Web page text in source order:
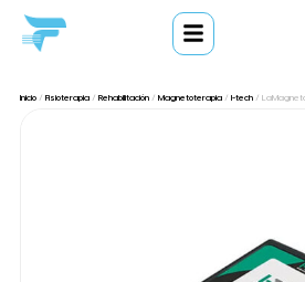
Inicio/ Fisioterapia/ Rehabilitación/ Magnetoterapia/ I-tech/